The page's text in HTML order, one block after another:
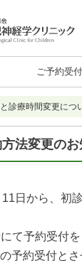
ご予約受
診療時間変更につ
法変更の
日から、初
て予約受付を
予約受付とさ